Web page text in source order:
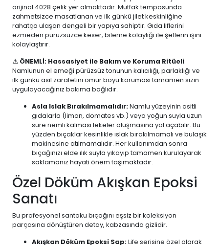
orijinal 4028 çelik yer almaktadır. Mutfak temposunda
zahmetsizce masatlanan ve ilk günkü jilet keskinliğine
rahatça ulaşan dengeli bir yapıya sahiptir. Gıda liflerini
ezmeden pürüzsüzce keser, bileme kolaylığı ile şeflerin işini
kolaylaştırır.
⚠️ ÖNEMLİ: Hassasiyet ile Bakım ve Koruma Ritüeli
Namlunun el emeği pürüzsüz tonunun kalıcılığı, parlaklığı ve
ilk günkü asil zarafetini ömür boyu koruması tamamen sizin
uygulayacağınız bakıma bağlıdır.
Asla Islak Bırakılmamalıdır:Namlu yüzeyinin asitli
gıdalarla (limon, domates vb.) veya yoğun suyla uzun
süre nemli kalması lekeler oluşmasına yol açabilir. Bu
yüzden bıçaklar kesinlikle ıslak bırakılmamalı ve bulaşık
makinesine atılmamalıdır. Her kullanımdan sonra
bıçağınızı elde ılık suyla yıkayıp tamamen kurulayarak
saklamanız hayati önem taşımaktadır.
Özel Döküm Akışkan Epoksi
Sanatı
Bu profesyonel santoku bıçağını eşsiz bir koleksiyon
parçasına dönüştüren detay, kabzasında gizlidir.
Akışkan Döküm Epoksi Sap:Life serisine özel olarak